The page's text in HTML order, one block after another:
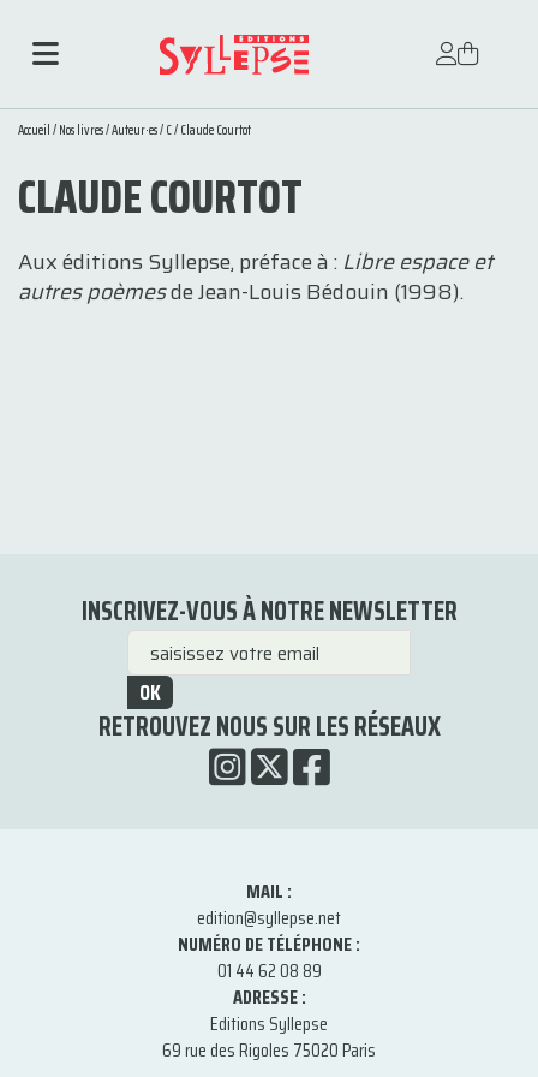
Accueil/Nos livres/Auteur·es/C/ Claude Courtot
CLAUDE COURTOT
Aux éditions Syllepse, préface à : Libre espace et
autres poèmesde Jean-Louis Bédouin (1998).
INSCRIVEZ-VOUS À NOTRE NEWSLETTER
OK
RETROUVEZ NOUS SUR LES RÉSEAUX
MAIL :
edition@syllepse.net
NUMÉRO DE TÉLÉPHONE :
01 44 62 08 89
ADRESSE :
Editions Syllepse
69 rue des Rigoles 75020 Paris